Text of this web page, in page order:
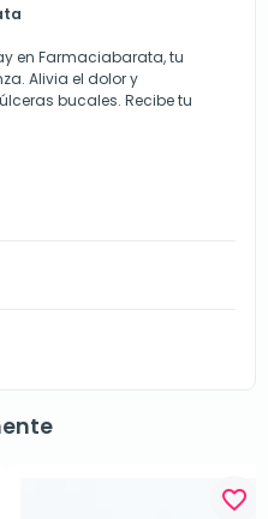
en Farmaciabarata, tu
Alivia el dolor y
bucales. Recibe tu
favorite_border